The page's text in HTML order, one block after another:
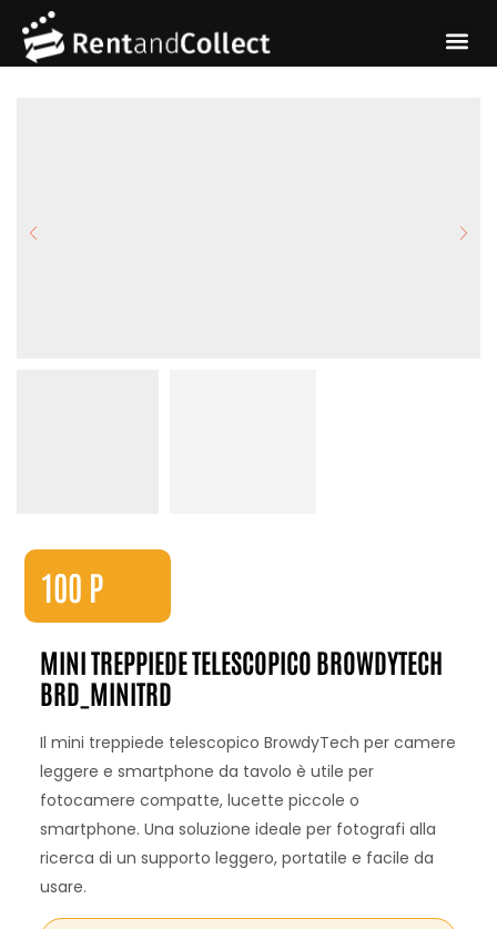
100 P
MINI TREPPIEDE TELESCOPICO BROWDYTECH
BRD_MINITRD
Il mini treppiede telescopico BrowdyTech per camere
leggere e smartphone da tavolo è utile per
fotocamere compatte, lucette piccole o
smartphone. Una soluzione ideale per fotografi alla
ricerca di un supporto leggero, portatile e facile da
usare.